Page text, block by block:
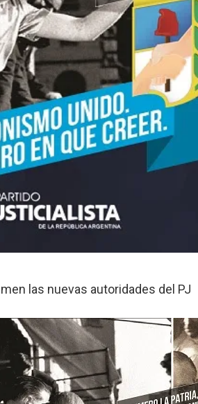
las nuevas autoridades del PJ